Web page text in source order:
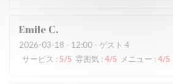
Emile C
2026-03-18 - 12:00 - ゲスト 4
サービス :5/5 雰囲気 :4/5 メニュー :4/5